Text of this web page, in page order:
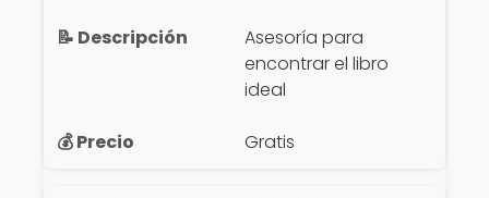
Asesoría para
encontrar el libro
ideal
Gratis